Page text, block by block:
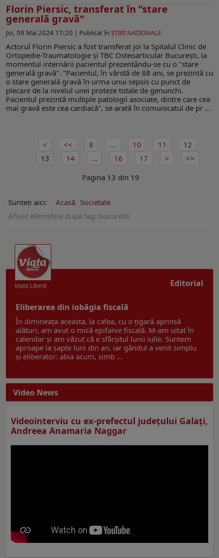
Florin Piersic, transferat în ”stare
generală gravă”
Joi, 09 Mai 2024 17:20 | Publicat în ŞTIRI NAŢIONALE
Actorul Florin Piersic a fost transferat joi la Spitalul Clinic de
Ortopedie-Traumatologie şi TBC Osteoarticular Bucureşti, la
momentul internării pacientul prezentându-se cu o "stare
generală gravă". "Pacientul, în vârstă de 88 ani, se prezintă cu
o stare generală gravă în urma unui sepsis cu punct de
plecare de la nivelul unei proteze totale de genunchi.
Pacientul prezintă multiple patologii asociate, dintre care cea
mai gravă este cea cardiacă", se arată în comunicatul de pr ...
8 ... 10 11
12
13
14 ... 16
17
Pagina 13 din 19
Sunteți aici: Acasă Societate
Afişez elemetele după tag: bucuresti
Editorial
Viaţa Liberă
Eliberarea din iobăgia fiscală
În dimineața aceasta, la cafea, cu o țigară aprinsă
alături, am avut o mică epifanie fiscală. M-am uitat în
calendar și am văzut că e sfârșitul lunii iulie. Suntem
aproape la șapte luni din an, iar gândul a venit simplu
și eliberator: abia acum, simb ...
Video News
Videointerviu cu ex-prefectul judeţului Galaţi,
Andreea Anamaria Naggar